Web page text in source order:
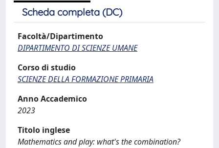
Scheda completa (DC)
Facoltà/Dipartimento
DIPARTIMENTO DI SCIENZE UMANE
Corso di studio
SCIENZE DELLA FORMAZIONE PRIMARIA
Anno Accademico
2023
Titolo inglese
Mathematics and play: what's the combination?